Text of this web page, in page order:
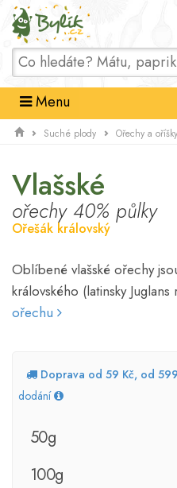
Domů
Menu
Suché plody Ořechy a oříšky
Vlašské
ořechy 40% půlky
Ořešák královský
Oblíbené vlašské ořechy
královského (latinsky Juglans
ořechu
Doprava od 59 Kč, od
dodání
50g
100g